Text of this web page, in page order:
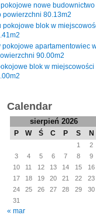
nowe budownictwo
powierzchni 80.13m2
blok w
pokojowe apartamentowiec
90.00m2
blok w miejscowości
Calendar
sierpień 2026
P W Ś C P S N
1
2
3
4 5 6 7 8
9
10
11 12 13 14 15
16
17
18 19 20 21 22
23
24
25 26 27 28 29
30
31
« mar